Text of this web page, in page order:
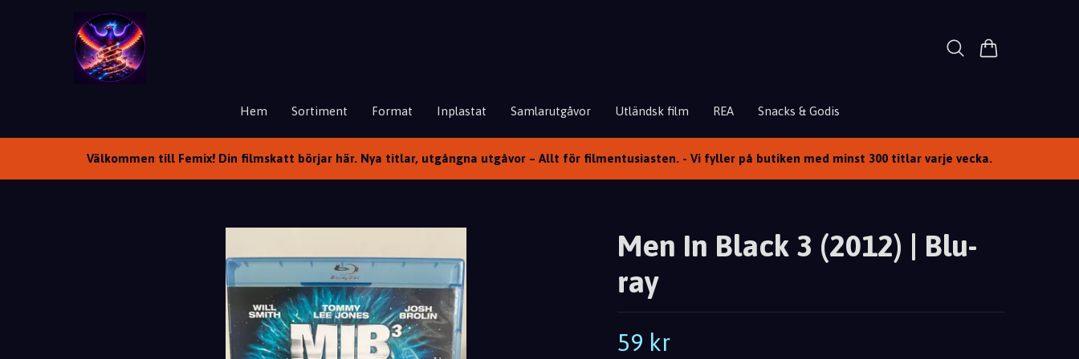
Hem Sortiment Format Inplastat Samlarutgåvor Utländsk film REA Snacks & Godis
Välkommen till Femix! Din filmskatt börjar här. Nya titlar, utgångna utgåvor – Allt för filmentusiasten. - Vi fyller på butiken med minst 300 titlar varje vecka.
Men In Black 3 (2012) | Blu-
ray
59 kr